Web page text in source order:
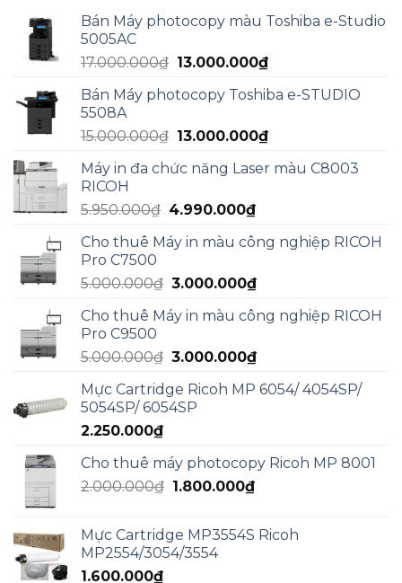
Bán Máy photocopy màu Toshiba e-Studio
5005AC
17.000.000₫ Giá
là:
13.000.000₫Giá
tại
13.000.000₫.
Bán Máy photocopy Toshiba e-STUDIO
5508A
15.000.000₫ Giá
là:
13.000.000₫Giá
tại
Máy in đa chức năng Laser màu C8003
RICOH
5.950.000₫ Giá
là:
4.990.000₫Giá
tại
4.990.000₫.
Cho thuê Máy in màu công nghiệp RICOH
Pro C7500
5.000.000₫ Giá
là:
3.000.000₫Giá
tại
3.000.000₫.
Cho thuê Máy in màu công nghiệp RICOH
Pro C9500
5.000.000₫ Giá
là:
5.000.000₫.
3.000.000₫Giá
tại
Mực Cartridge Ricoh MP 6054/ 4054SP/
5054SP/ 6054SP
2.250.000₫
Cho thuê máy photocopy Ricoh MP 8001
2.000.000₫ Giá
2.000.000₫.
1.800.000₫Giá
là:
Mực Cartridge MP3554S Ricoh
MP2554/3054/3554
1.600.000₫